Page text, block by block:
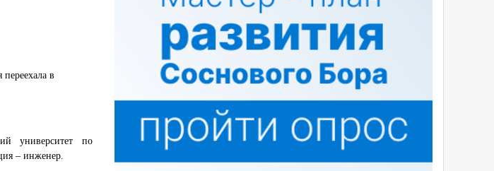
в
университет по
– инженер.